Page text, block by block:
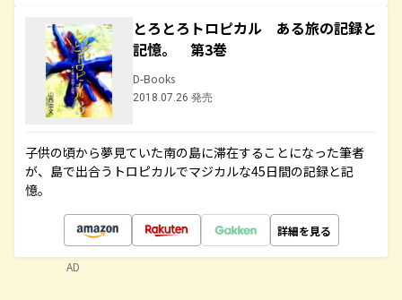
とろとろトロピカル ある旅の記録と
記憶。 第3巻
D-Books
2018.07.26 発売
子供の頃から夢見ていた南の島に滞在することになった筆者
が、島で出合うトロピカルでマジカルな45日間の記録と記
憶。
詳細を見る
AD